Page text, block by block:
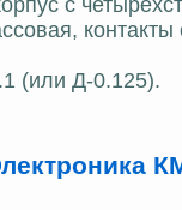
контакты
(или Д-0.125).